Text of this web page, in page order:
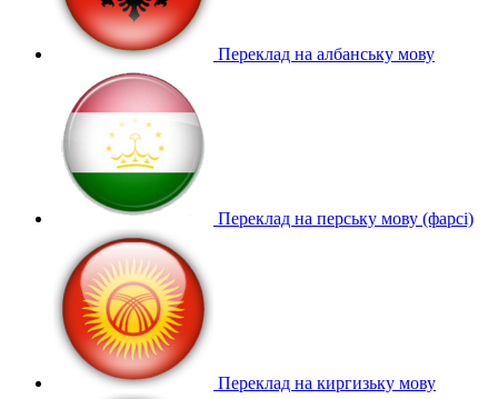
Переклад на албанську мову
Переклад на перську мову (фарсі)
Переклад на киргизьку мову